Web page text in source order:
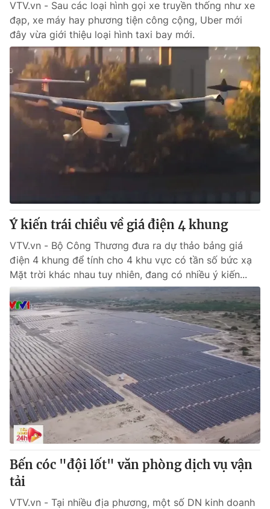
VTV.vn - Sau các loại hình gọi xe truyền thống như xe
đạp, xe máy hay phương tiện công cộng, Uber mới
đây vừa giới thiệu loại hình taxi bay mới.
Ý kiến trái chiều về giá điện 4 khung
VTV.vn - Bộ Công Thương đưa ra dự thảo bảng giá
điện 4 khung để tính cho 4 khu vực có tần số bức xạ
Mặt trời khác nhau tuy nhiên, đang có nhiều ý kiến...
Bến cóc "đội lốt" văn phòng dịch vụ vận
tải
VTV.vn - Tại nhiều địa phương, một số DN kinh doanh